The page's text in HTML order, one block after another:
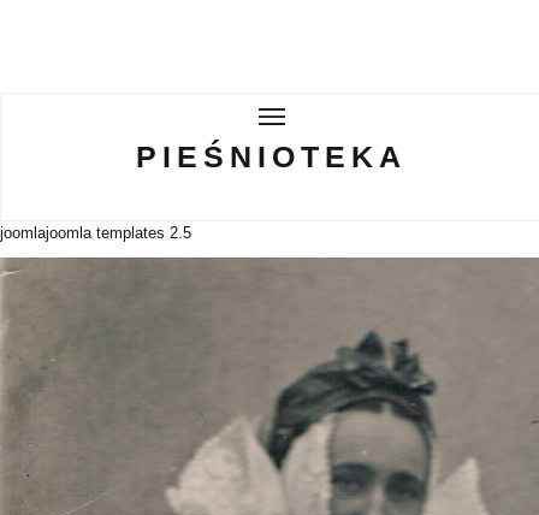
PIEŚNIOTEKA
AKTUALNOŚCI
Tabor Wielkopolski
GALERIE
WIRTUALNA BISKUPIZNA
PIEŚNIOTEKA
joomlajoomla templates 2.5